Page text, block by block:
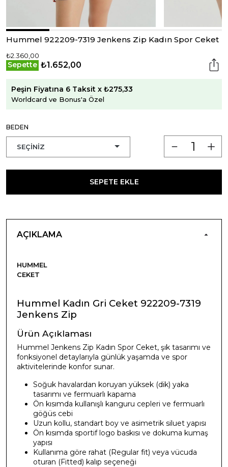
Hummel 922209-7319 Jenkens Zip Kadın Spor Ceket
₺2.360,00
Sepette ₺1.652,00
Peşin Fiyatına 6 Taksit x ₺275,33
Worldcard ve Bonus'a Özel
BEDEN
SEPETE EKLE
AÇIKLAMA
HUMMEL
CEKET
Hummel Kadın Gri Ceket 922209-7319
Jenkens Zip
Ürün Açıklaması
Hummel Jenkens Zip Kadın Spor Ceket, şık tasarımı ve
fonksiyonel detaylarıyla günlük yaşamda ve spor
aktivitelerinde konfor sunar.
Soğuk havalardan koruyan yüksek (dik) yaka
tasarımı ve fermuarlı kapama
Ön kısımda kullanışlı kanguru cepleri ve fermuarlı
göğüs cebi
Uzun kollu, standart boy ve asimetrik siluet yapısı
Ön kısımda sportif logo baskısı ve dokuma kumaş
yapısı
Kullanıma göre rahat (Regular fit) veya vücuda
oturan (Fitted) kalıp seçeneği